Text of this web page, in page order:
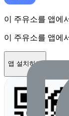
이 주유소를 앱에
이 주유소를 앱에
앱 설치하기